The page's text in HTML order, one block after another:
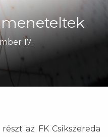
17.
az FK Csíkszereda